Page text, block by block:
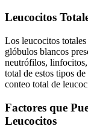
Leucocitos
Los leucocitos
glóbulos blancos
neutrófilos,
total de estos tipos
conteo total de
Factores que
Leucocitos